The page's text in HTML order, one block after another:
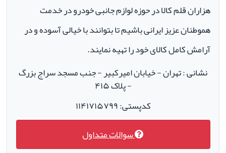
هزاران قلم کالا در حوزه لوازم جانبی خودرو در خدمت
هموطنان عزیز ایرانی باشیم تا بتوانند با خیالی آسوده و در
آرامش کامل کالای خود را تهیه نمایند.
نشانی : تهران - خیابان امیرکبیر - جنب مسجد سراج بزرگ
- پلاک ۴۱۵
کدپستی: ۱۱۴۱۷۱۵۷۹۹
سوالات متداول